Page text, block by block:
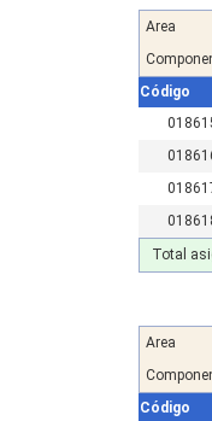
Area
Código
Total
Area
Código